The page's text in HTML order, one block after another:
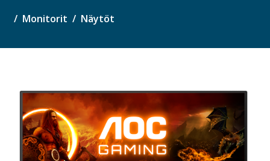
Monitorit Näytöt